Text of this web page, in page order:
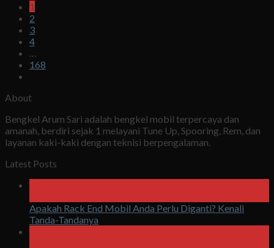
1
2
3
4
…
168
About
Bengkel Arum Sari adalah bengkel mobil terpercaya dan
amanah, berdiri sejak 1 melayani Tune Up, Spooring, Rem, dan
layanan kaki-kaki dengan teknisi berpengalaman.
Latest Posts
Apakah Rack End Mobil Anda Perlu Diganti? Kenali
Tanda-Tandanya